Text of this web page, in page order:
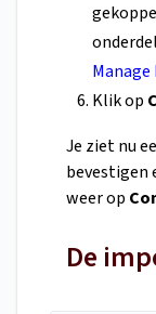
Manage
Klik op
Je ziet nu
bevestigen
weer op
De